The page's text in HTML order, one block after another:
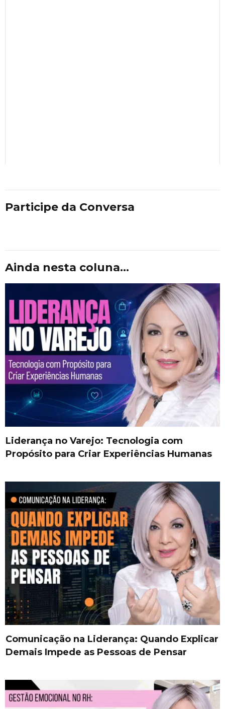
Participe da Conversa
Ainda nesta coluna...
Liderança no Varejo: Tecnologia com
Propósito para Criar Experiências Humanas
Comunicação na Liderança: Quando Explicar
Demais Impede as Pessoas de Pensar